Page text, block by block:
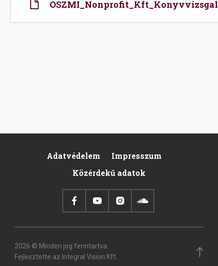
Footer
Adatvédelem
Impresszum
Közérdekű adatok
2026 © Minden jog fenntartva.
Fejlesztette az Integral Vision Kft.